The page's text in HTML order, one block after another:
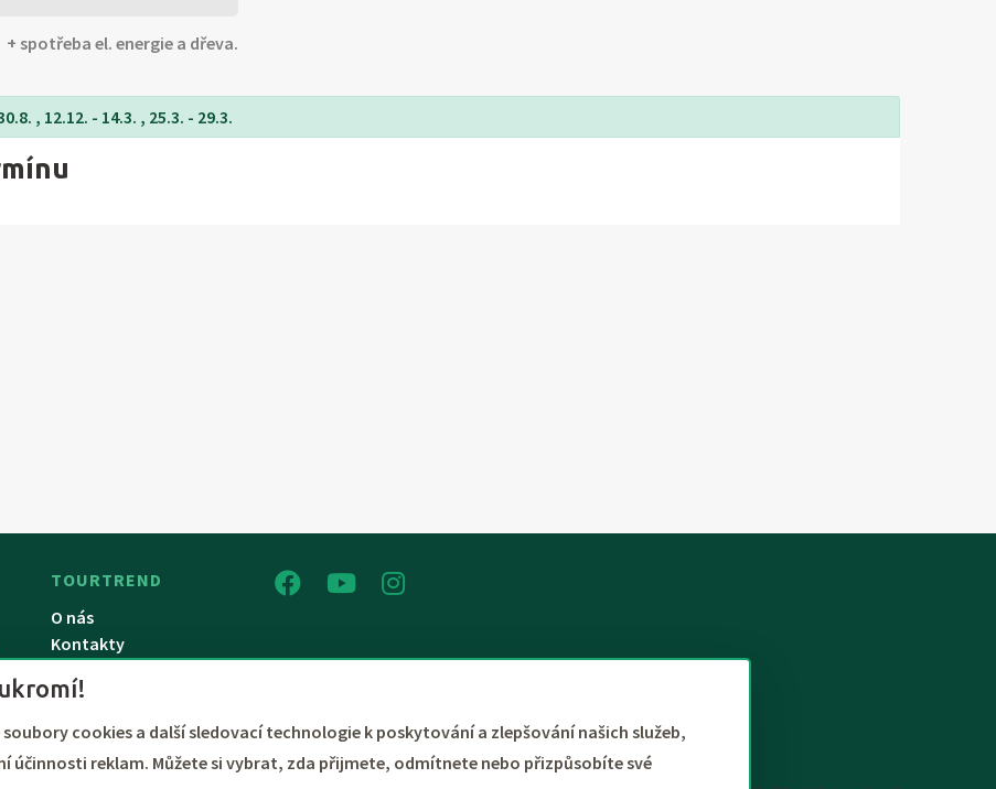
+ spotřeba el. energie a dřeva.
, 12.12. - 14.3. , 25.3. - 29.3.
TOURTREND
O nás
Kontakty
benefitů až do výše 100%
cookies a další sledovací technologie k poskytování a zlepšování našich služeb,
účinnosti reklam. Můžete si vybrat, zda přijmete, odmítnete nebo přizpůsobíte své